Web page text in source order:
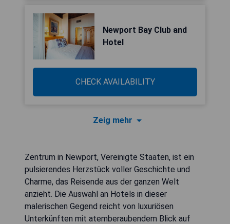
Newport Bay Club and
Hotel
CHECK AVAILABILITY
Zeig mehr
Zentrum in Newport, Vereinigte Staaten, ist ein
pulsierendes Herzstück voller Geschichte und
Charme, das Reisende aus der ganzen Welt
anzieht. Die Auswahl an Hotels in dieser
malerischen Gegend reicht von luxuriösen
Unterkünften mit atemberaubendem Blick auf